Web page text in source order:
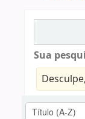
Sua